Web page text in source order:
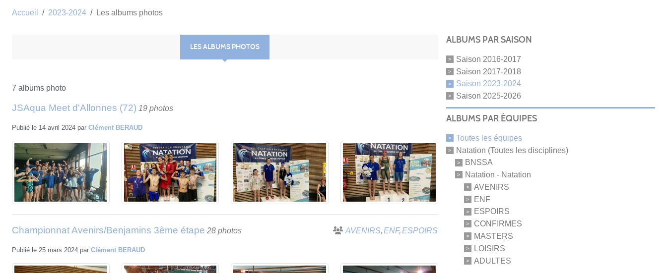
Accueil 2023-2024 Les albums photos
LES ALBUMS PHOTOS
7 albums photo
JSAqua Meet d'Allonnes (72) 19 photos
Publié le 14 avril 2024 par Clément BERAUD
Championnat Avenirs/Benjamins 3ème étape 28 photos AVENIRS ENF ESPOIRS
Publié le 25 mars 2024 par Clément BERAUD
ALBUMS PAR SAISON
Saison 2016-2017
Saison 2017-2018
Saison 2023-2024
Saison 2025-2026
ALBUMS PAR ÉQUIPES
Toutes les équipes
Natation (Toutes les disciplines)
BNSSA
Natation - Natation
AVENIRS
ENF
ESPOIRS
CONFIRMES
MASTERS
LOISIRS
ADULTES